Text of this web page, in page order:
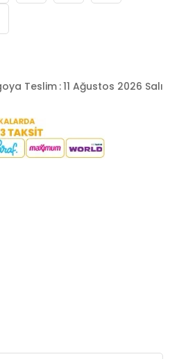
Teslim:11 Ağustos 2026 Salı